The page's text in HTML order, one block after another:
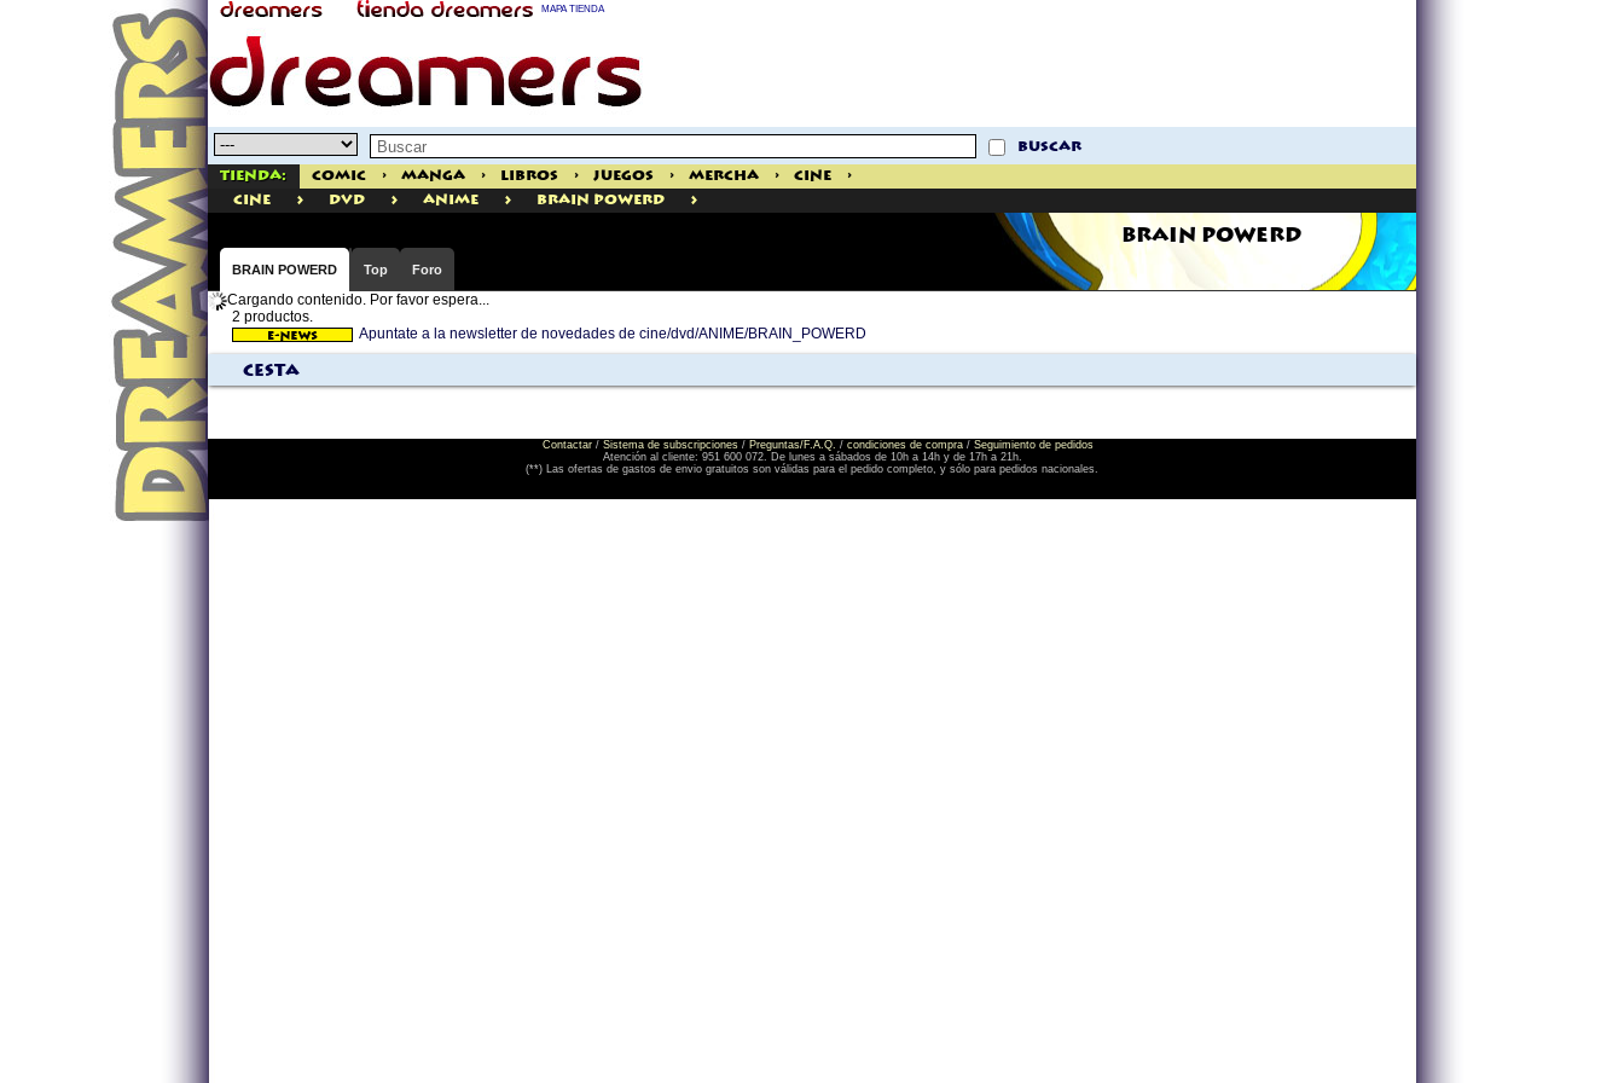
MAPA TIENDA
buscar
Tienda: Comic > Manga > Libros > Juegos > Mercha > Cine
>
cine
> dvd > ANIME > BRAIN POWERD >
BRAIN POWERD
BRAIN POWERD Top Foro
Cargando contenido. Por favor espera...
2 productos.
Apuntate a la newsletter de novedades de cine/dvd/ANIME/BRAIN_POWERD
Cesta
Contactar / Sistema de subscripciones / Preguntas/F.A.Q. / condiciones de compra / Seguimiento de pedidos
Atención al cliente: 951 600 072. De lunes a sábados de 10h a 14h y de 17h a 21h.
(**) Las ofertas de gastos de envio gratuitos son válidas para el pedido completo, y sólo para pedidos nacionales.